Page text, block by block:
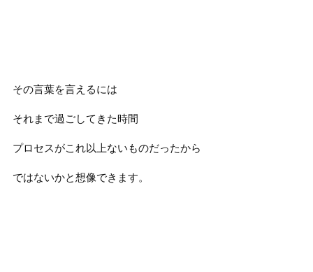
その言葉を言えるには
それまで過ごしてきた時間
プロセスがこれ以上ないものだったから
ではないかと想像できます。